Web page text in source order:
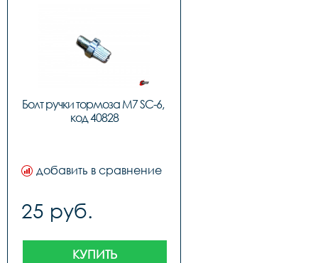
Болт ручки тормоза M7 SC-6,
код 40828
добавить в сравнение
25 руб.
КУПИТЬ